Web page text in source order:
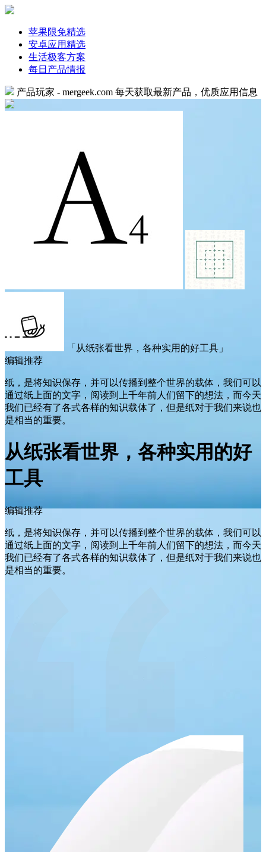
苹果限免精选
安卓应用精选
生活极客方案
每日产品情报
产品玩家 - mergeek.com 每天获取最新产品，优质应用信息
「从纸张看世界，各种实用的好工具」
编辑推荐
纸，是将知识保存，并可以传播到整个世界的载体，我们可以
通过纸上面的文字，阅读到上千年前人们留下的想法，而今天
我们已经有了各式各样的知识载体了，但是纸对于我们来说也
是相当的重要。
从纸张看世界，各种实用的好
工具
编辑推荐
纸，是将知识保存，并可以传播到整个世界的载体，我们可以
通过纸上面的文字，阅读到上千年前人们留下的想法，而今天
我们已经有了各式各样的知识载体了，但是纸对于我们来说也
是相当的重要。